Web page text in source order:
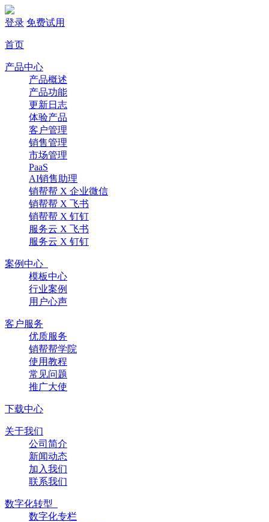
登录 免费试用
首页
产品中心
产品概述
产品功能
更新日志
体验产品
客户管理
销售管理
市场管理
PaaS
AI销售助理
销帮帮 X 企业微信
销帮帮 X 飞书
销帮帮 X 钉钉
服务云 X 飞书
服务云 X 钉钉
案例中心
模板中心
行业案例
用户心声
客户服务
优质服务
销帮帮学院
使用教程
常见问题
推广大使
下载中心
关于我们
公司简介
新闻动态
加入我们
联系我们
数字化转型
数字化专栏